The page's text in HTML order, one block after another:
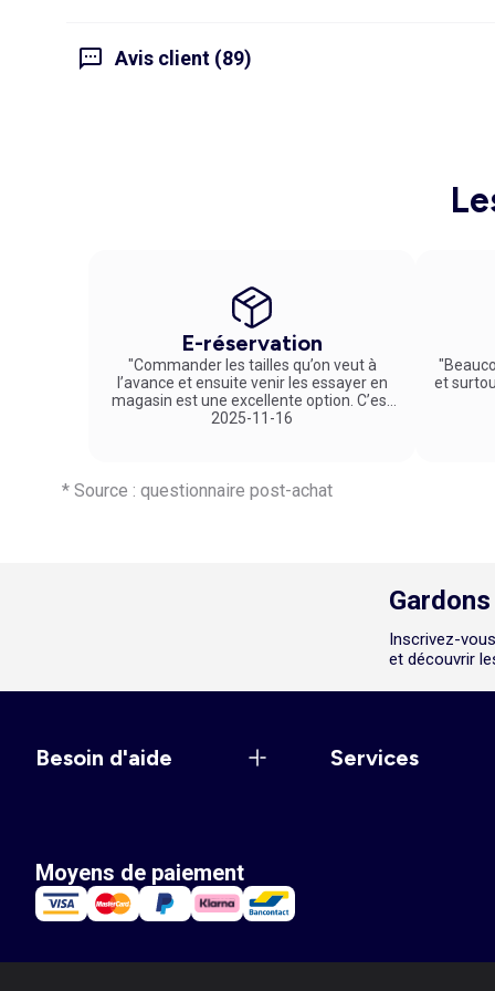
Avis client (89)
E-réservation
"Commander les tailles qu’on veut à
l’avance et ensuite venir les essayer en
magasin est une excellente option. C’est
un service vraiment pratique et agréable
2025-11-16
et
* Source : questionnaire post-achat
Inscrivez-
et découvrir
Besoin d'aide Services
Moyens de paiement